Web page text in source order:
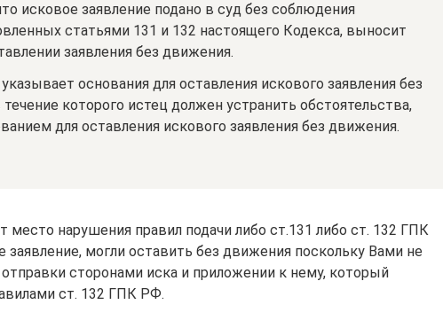
исковое заявление подано в суд без соблюдения
статьями 131 и 132 настоящего Кодекса, выносит
заявления без движения.
основания для оставления искового заявления без
которого истец должен устранить обстоятельства,
для оставления искового заявления без движения.
место нарушения правил подачи либо ст.131 либо ст. 132 ГПК
могли оставить без движения поскольку Вами не
сторонами иска и приложении к нему, который
ст. 132 ГПК РФ.